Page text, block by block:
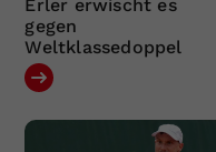
Erler erwischt es
gegen
Weltklassedoppel